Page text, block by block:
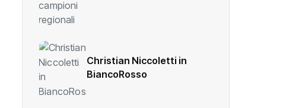
Christian Niccoletti in
BiancoRosso